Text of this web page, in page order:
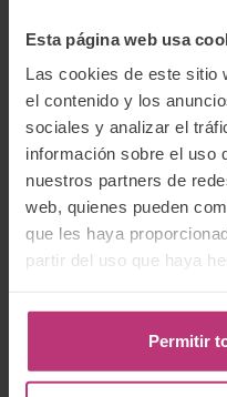
Esta página web usa
Las cookies de este sitio
el contenido y los
sociales y analizar el
información sobre el uso
nuestros partners de
web, quienes pueden
que les haya
partir del uso que haya
Permitir
Buscador:
Buscar
Newsletter
Suscríbete a
últimas noticias e